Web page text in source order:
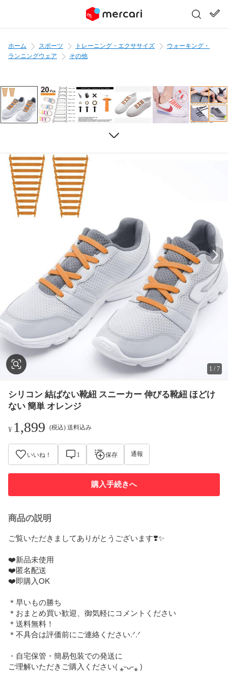
ホーム スポーツ トレーニング・エクササイズ
ウォーキング・
ランニングウェア
その他
1 /7
シリコン 結ばない靴紐 スニーカー 伸びる靴紐 ほどけ
ない 簡単 オレンジ
¥ 1,899 (税込) 送料込み
いいね！ 1 保存 通報
購入手続きへ
商品の説明
ご覧いただきましてありがとうございます❣️✨
❤️新品未使用
❤️匿名配送
❤️即購入OK
＊早いもの勝ち
＊おまとめ買い歓迎、御気軽にコメントください
＊送料無料！
＊不具合は評価前にご連絡ください.ᐟ.ᐟ
・自宅保管・簡易包装での発送に
ご理解いただきご購入ください( ⁎ᵕᴗᵕ⁎ )